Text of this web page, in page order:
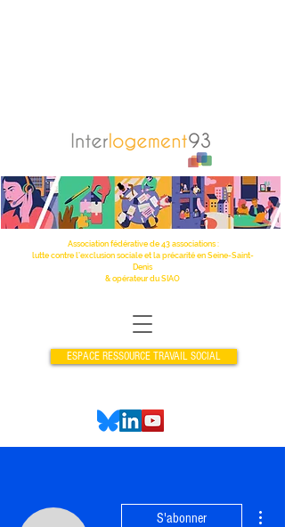
Association fédérative de 43 associations :
lutte contre l’exclusion sociale et la précarité en Seine-Saint-
Denis
& opérateur du SIAO
ESPACE RESSOURCE TRAVAIL SOCIAL
S'abonner